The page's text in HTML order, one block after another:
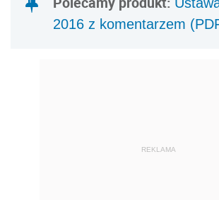
2016 z komentarzem
REKLAMA